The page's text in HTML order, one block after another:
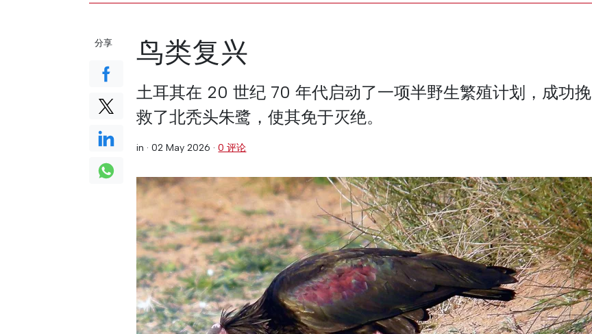
鸟类复兴
土耳其在 20 世纪 70 年代启动了一项半野生繁殖计划，成功挽
救了北秃头朱鹭，使其免于灭绝。
in ·02 May 2026 ·0 评论
分享